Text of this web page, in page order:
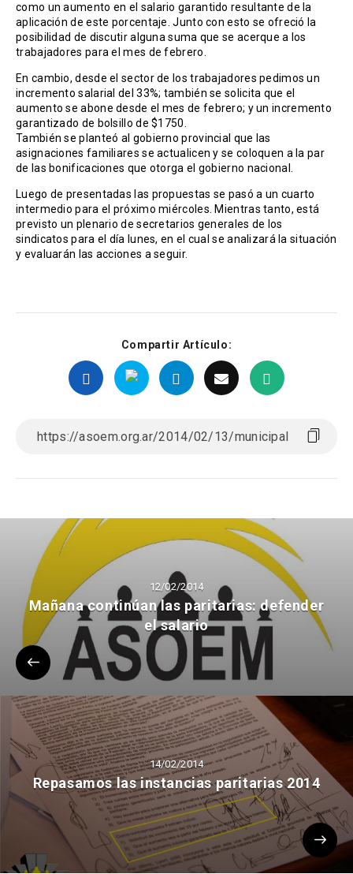
como un aumento en el salario garantido resultante de la
aplicación de este porcentaje. Junto con esto se ofreció la
posibilidad de discutir alguna suma que se acerque a los
trabajadores para el mes de febrero.
En cambio, desde el sector de los trabajadores pedimos un
incremento salarial del 33%; también se solicita que el
aumento se abone desde el mes de febrero; y un incremento
garantizado de bolsillo de $1750.
También se planteó al gobierno provincial que las
asignaciones familiares se actualicen y se coloquen a la par
de las bonificaciones que otorga el gobierno nacional.
Luego de presentadas las propuestas se pasó a un cuarto
intermedio para el próximo miércoles. Mientras tanto, está
previsto un plenario de secretarios generales de los
sindicatos para el día lunes, en el cual se analizará la situación
y evaluarán las acciones a seguir.
Compartir Artículo:
12/02/2014
Mañana continúan las paritarias: defender
el salario
14/02/2014
Repasamos las instancias paritarias 2014